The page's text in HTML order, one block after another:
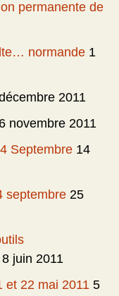
permanente de
normande 1
2011
novembre 2011
Septembre 14
septembre 25
8 juin 2011
et 22 mai 2011 5